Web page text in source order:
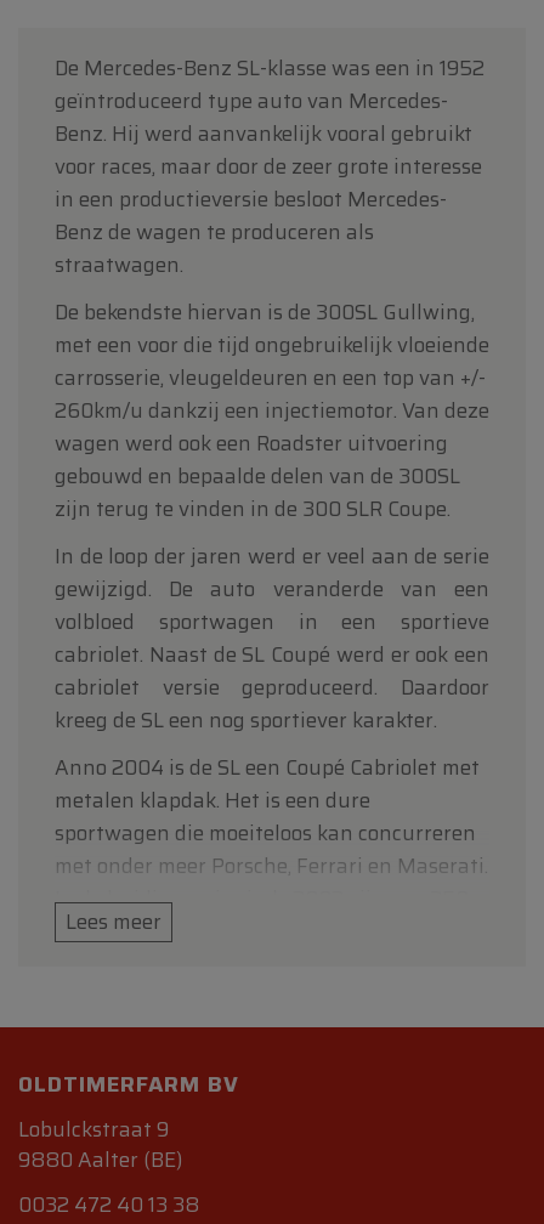
De Mercedes-Benz SL-klasse was een in 1952
geïntroduceerd type auto van Mercedes-
Benz. Hij werd aanvankelijk vooral gebruikt
voor races, maar door de zeer grote interesse
in een productieversie besloot Mercedes-
Benz de wagen te produceren als
straatwagen.
De bekendste hiervan is de 300SL Gullwing,
met een voor die tijd ongebruikelijk vloeiende
carrosserie, vleugeldeuren en een top van +/-
260km/u dankzij een injectiemotor. Van deze
wagen werd ook een Roadster uitvoering
gebouwd en bepaalde delen van de 300SL
zijn terug te vinden in de 300 SLR Coupe.
In de loop der jaren werd er veel aan de serie
gewijzigd. De auto veranderde van een
volbloed sportwagen in een sportieve
cabriolet. Naast de SL Coupé werd er ook een
cabriolet versie geproduceerd. Daardoor
kreeg de SL een nog sportiever karakter.
Anno 2004 is de SL een Coupé Cabriolet met
metalen klapdak. Het is een dure
sportwagen die moeiteloos kan concurreren
met onder meer Porsche, Ferrari en Maserati.
In de huidige serie sinds 2002 zijn een 350,
500, 600, 55 AMG en 65 AMG beschikbaar,
leverende V12 die een trekkracht heeft van
Hij is leverbaar als de SL 280, 350, 500, 600,
63 AMG en de 65 AMG. De SL 63 AMG is
nieuw, hij heeft dezelfde motor als alle
Lees meer
OLDTIMERFARM BV
Lobulckstraat 9
9880 Aalter (BE)
0032 472 40 13 38